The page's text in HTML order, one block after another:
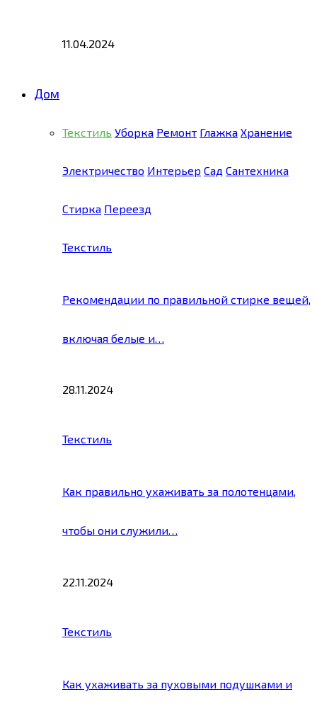
11.04.2024
Дом
Текстиль Уборка Ремонт Глажка Хранение
Электричество Интерьер Сад Сантехника
Стирка Переезд
Текстиль
Рекомендации по правильной стирке вещей,
включая белые и…
28.11.2024
Текстиль
Как правильно ухаживать за полотенцами,
чтобы они служили…
22.11.2024
Текстиль
Как ухаживать за пуховыми подушками и